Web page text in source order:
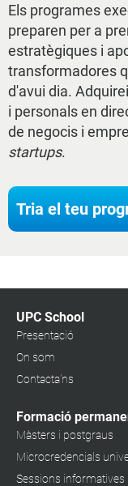
Els programes
preparen per a
estratègiques i
transformadores
d'avui dia.
i personals en
de negocis i
startups.
Tria el teu
UPC School
Presentació
On som
Contacta'ns
Formació
Màsters i postgraus
Microcredencials
Sessions informatives